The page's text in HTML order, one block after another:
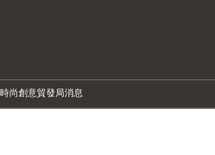
時尚創意貿發局消息